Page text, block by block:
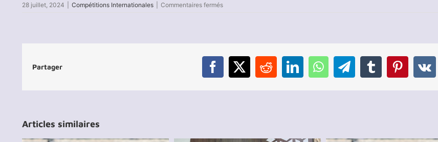
28 juillet, 2024 Compétitions Internationales Commentaires ferméssur
Résultats
Mohamed
Partager Facebook
X RedditLinkedInWhatsApp
TelegramTumblrPinterest
Vk
Articles similaires